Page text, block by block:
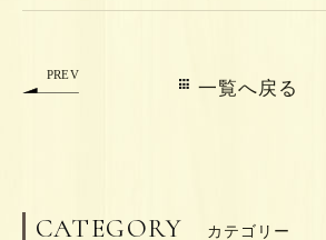
PREV
一覧へ戻る
CATEGORY カテゴリー